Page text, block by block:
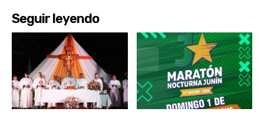
Seguir leyendo